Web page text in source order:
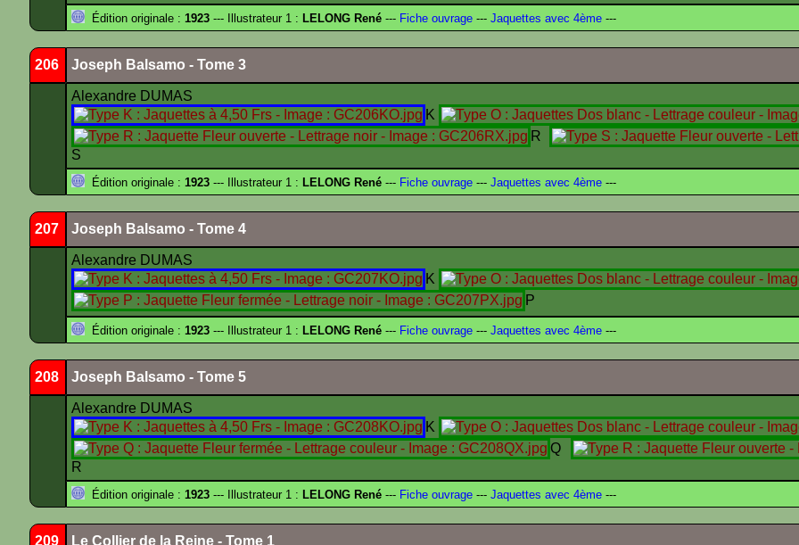
Édition originale : 1923 --- Illustrateur 1 : LELONG René --- Fiche ouvrage --- Jaquettes avec 4ème ---
206 Joseph Balsamo - Tome 3
Alexandre DUMAS
K
R
S
Édition originale : 1923 --- Illustrateur 1 : LELONG René --- Fiche ouvrage --- Jaquettes avec 4ème ---
207 Joseph Balsamo - Tome 4
Alexandre DUMAS
K
P
Édition originale : 1923 --- Illustrateur 1 : LELONG René --- Fiche ouvrage --- Jaquettes avec 4ème ---
208 Joseph Balsamo - Tome 5
Alexandre DUMAS
K
Q
R
Édition originale : 1923 --- Illustrateur 1 : LELONG René --- Fiche ouvrage --- Jaquettes avec 4ème ---
209 Le Collier de la Reine - Tome 1